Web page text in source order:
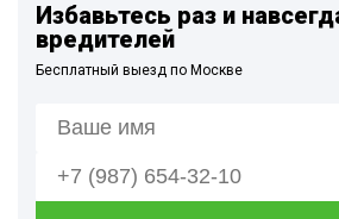
Избавьтесь раз и
вредителей
Бесплатный выезд по Москве